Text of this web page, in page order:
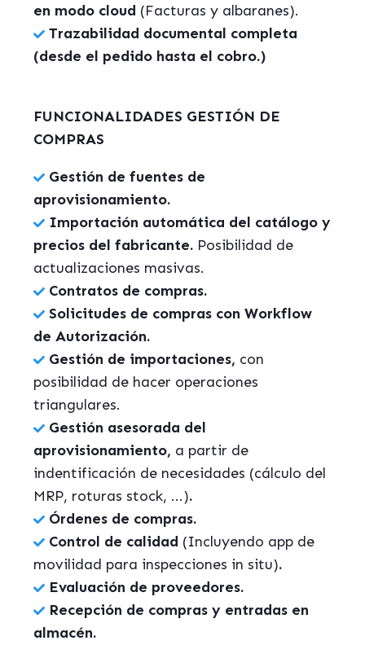
en modo cloud (Facturas y albaranes).
Trazabilidad documental completa
(desde el pedido hasta el cobro.)
FUNCIONALIDADES GESTIÓN DE
COMPRAS
Gestión de fuentes de
aprovisionamiento.
Importación automática del catálogo y
precios del fabricante. Posibilidad de
actualizaciones masivas.
Contratos de compras.
Solicitudes de compras con Workflow
de Autorización.
Gestión de importaciones, con
posibilidad de hacer operaciones
triangulares.
Gestión asesorada del
aprovisionamiento, a partir de
indentificación de necesidades (cálculo del
MRP, roturas stock, ...).
Órdenes de compras.
Control de calidad (Incluyendo app de
movilidad para inspecciones in situ).
Evaluación de proveedores.
Recepción de compras y entradas en
almacén.